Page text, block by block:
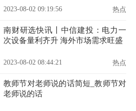
2023-08-02 09:19:56 热点
南财研选快讯丨中信建投：电力一
次设备量利齐升 海外市场需求旺盛
2023-08-02 08:44:21 热点
教师节对老师说的话简短_教师节对
老师说的话